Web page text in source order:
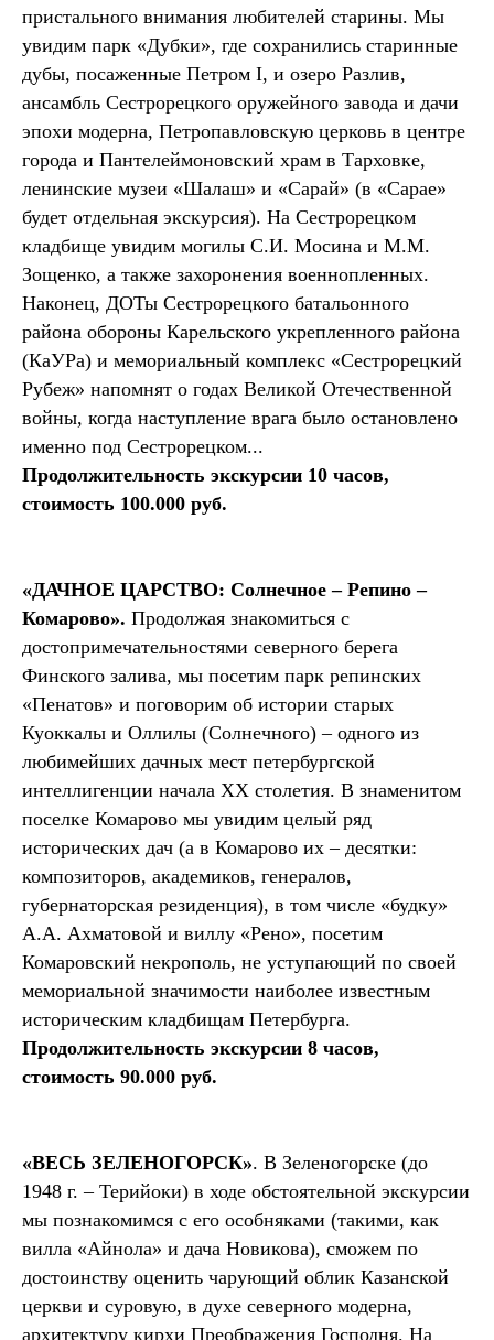
пристального внимания любителей старины. Мы
увидим парк «Дубки», где сохранились старинные
дубы, посаженные Петром I, и озеро Разлив,
ансамбль Сестрорецкого оружейного завода и дачи
эпохи модерна, Петропавловскую церковь в центре
города и Пантелеймоновский храм в Тарховке,
ленинские музеи «Шалаш» и «Сарай» (в «Сарае»
будет отдельная экскурсия). На Сестрорецком
кладбище увидим могилы С.И. Мосина и М.М.
Зощенко, а также захоронения военнопленных.
Наконец, ДОТы Сестрорецкого батальонного
района обороны Карельского укрепленного района
(КаУРа) и мемориальный комплекс «Сестрорецкий
Рубеж» напомнят о годах Великой Отечественной
войны, когда наступление врага было остановлено
именно под Сестрорецком...
Продолжительность экскурсии 10 часов,
стоимость 100.000 руб.
«ДАЧНОЕ ЦАРСТВО: Солнечное – Репино –
Комарово». Продолжая знакомиться с
достопримечательностями северного берега
Финского залива, мы посетим парк репинских
«Пенатов» и поговорим об истории старых
Куоккалы и Оллилы (Солнечного) – одного из
любимейших дачных мест петербургской
интеллигенции начала XX столетия. В знаменитом
поселке Комарово мы увидим целый ряд
исторических дач (а в Комарово их – десятки:
композиторов, академиков, генералов,
губернаторская резиденция), в том числе «будку»
А.А. Ахматовой и виллу «Рено», посетим
Комаровский некрополь, не уступающий по своей
мемориальной значимости наиболее известным
историческим кладбищам Петербурга.
Продолжительность экскурсии 8 часов,
стоимость 90.000 руб.
«ВЕСЬ ЗЕЛЕНОГОРСК». В Зеленогорске (до
1948 г. – Терийоки) в ходе обстоятельной экскурсии
мы познакомимся с его особняками (такими, как
вилла «Айнола» и дача Новикова), сможем по
достоинству оценить чарующий облик Казанской
церкви и суровую, в духе северного модерна,
архитектуру кирхи Преображения Господня. На